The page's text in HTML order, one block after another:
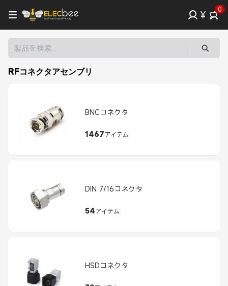
¥ 0
RFコネクタアセンブリ
BNCコネクタ
1467アイテム
DIN 7/16コネクタ
54アイテム
HSDコネクタ